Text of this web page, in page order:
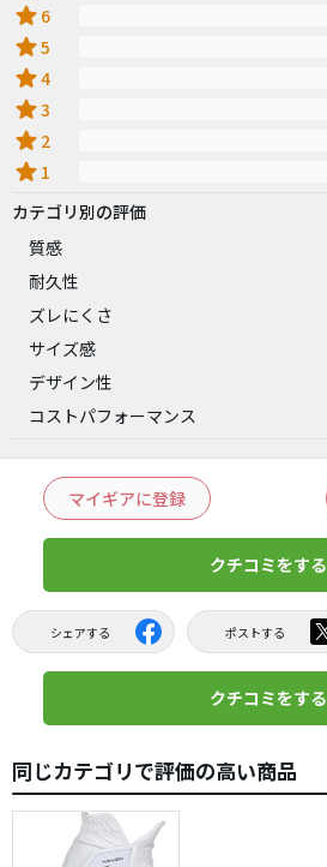
star 6
star5
star4
star3
star 2
star 1
カテゴリ別の評価
質感
耐久性
ズレにくさ
サイズ感
デザイン性
コストパフォーマンス
マイギアに登録
クチコミをする
シェアする ポストする
クチコミをする
同じカテゴリで評価の高い商品